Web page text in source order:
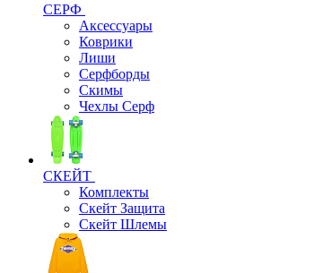
СЕРФ
Аксессуары
Коврики
Лиши
Серфборды
Скимы
Чехлы Cерф
СКЕЙТ
Комплекты
Скейт Защита
Скейт Шлемы